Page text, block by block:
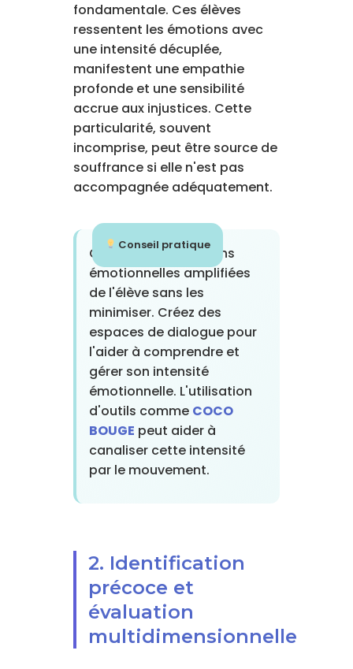
fondamentale. Ces élèves
ressentent les émotions avec
une intensité décuplée,
manifestent une empathie
profonde et une sensibilité
accrue aux injustices. Cette
particularité, souvent
incomprise, peut être source de
souffrance si elle n'est pas
accompagnée adéquatement.
Conseil pratique
Observez les réactions
émotionnelles amplifiées
de l'élève sans les
minimiser. Créez des
espaces de dialogue pour
l'aider à comprendre et
gérer son intensité
émotionnelle. L'utilisation
d'outils comme COCO
BOUGE peut aider à
canaliser cette intensité
par le mouvement.
2. Identification
précoce et
évaluation
multidimensionnelle